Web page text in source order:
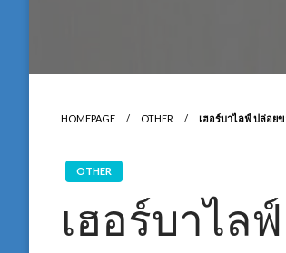
HOMEPAGE OTHER เฮอร์บาไลฟ์ ปล่อย
OTHER
เฮอร์บาไล